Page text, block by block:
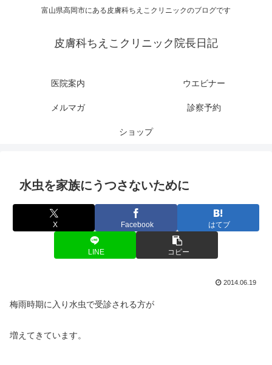
富山県高岡市にある皮膚科ちえこクリニックのブログです
皮膚科ちえこクリニック院長日記
医院案内 ウエビナー
メルマガ 診察予約
ショップ
水虫を家族にうつさないために
X Facebook はてブ
LINE コピー
2014.06.19
梅雨時期に入り水虫で受診される方が
増えてきています。